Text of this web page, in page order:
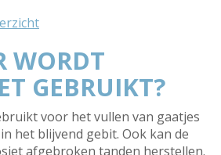
WORDT
GEBRUIKT?
voor het vullen van gaatjes
het blijvend gebit. Ook kan de
afgebroken tanden herstellen.